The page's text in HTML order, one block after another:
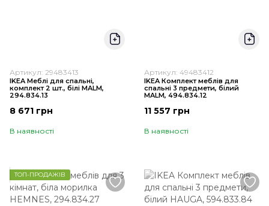
Артикул: 29483413
IKEA Меблі для спальні,
комплект 2 шт., білі MALM,
294.834.13
8 671 грн
В наявності
Артикул: 49483412
IKEA Комплект меблів для
спальні 3 предмети, білий
MALM, 494.834.12
11 557 грн
В наявності
ТОП-ПРОДАЖІВ